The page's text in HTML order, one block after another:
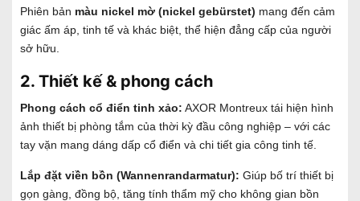
Phiên bản màu nickel mờ (nickel gebürstet) mang đến cảm
giác ấm áp, tinh tế và khác biệt, thể hiện đẳng cấp của người
sở hữu.
2. Thiết kế & phong cách
Phong cách cổ điển tinh xảo: AXOR Montreux tái hiện hình
ảnh thiết bị phòng tắm của thời kỳ đầu công nghiệp – với các
tay vặn mang dáng dấp cổ điển và chi tiết gia công tinh tế.
Lắp đặt viền bồn (Wannenrandarmatur): Giúp bố trí thiết bị
gọn gàng, đồng bộ, tăng tính thẩm mỹ cho không gian bồn